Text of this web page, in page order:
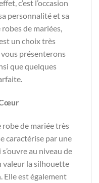
c’est l’occasion
personnalité et sa
de mariées,
un choix très
présenterons
que quelques
robe de mariée très
caractérise par une
au niveau de
valeur la silhouette
Elle est également